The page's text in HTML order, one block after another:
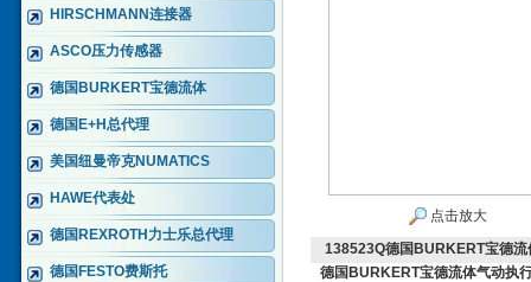
HIRSCHMANN连接器
ASCO压力传感器
德国BURKERT宝德流体
德国E+H总代理
美国纽曼帝克NUMATICS
HAWE代表处
德国REXROTH力士乐总代理
德国FESTO费斯托
点击放大
138523Q德国BURKERT宝德流
德国BURKERT宝德流体气动执